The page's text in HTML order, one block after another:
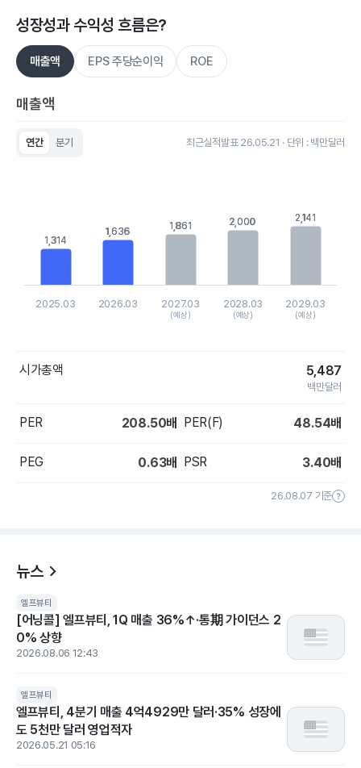
성장성과 수익성 흐름은?
매출액 EPS 주당순이익 ROE
매출액
연간 분기 최근실적발표 26.05.21 · 단위 : 백만달러
The chart has 1 Y axis displaying values. Data ranges from
1,314
1,314
1,636
1,636 1,861
1,861 2,000
2,000 2,141
2,141
2025.03 2026.03 2027.03
(예상)
2028.03
(예상)
2029.03
(예상)
시가총액 5,487
백만달러
PER 208.50배 PER(F) 48.54배
PEG 0.63배 PSR 3.40배
26.08.07 기준
뉴스
엘프뷰티
[어닝콜] 엘프뷰티, 1Q 매출 36%↑·통期 가이던스 2
0% 상향
2026.08.06 12:43
엘프뷰티
엘프뷰티, 4분기 매출 4억4929만 달러·35% 성장에
도 5천만 달러 영업적자
2026.05.21 05:16